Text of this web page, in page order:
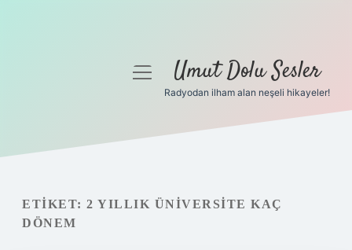
Gizlilik Politikası
Hakkımızda
menüyüUmut Dolu Sesler
Radyodan ilham alan neşeli hikayeler!
ETIKET: 2 YILLIK ÜNIVERSITE KAÇ
DÖNEM